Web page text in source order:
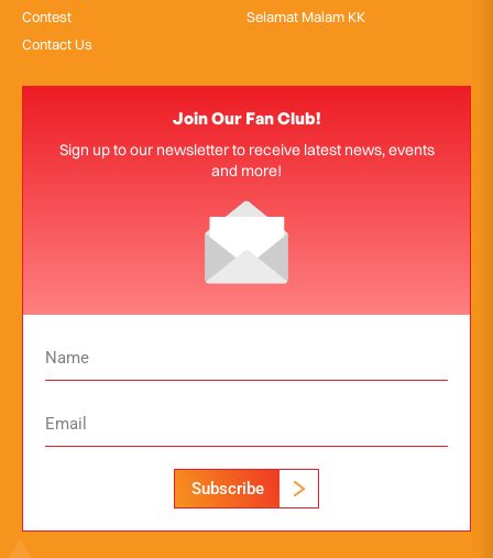
Contest
Contact Us
Selamat Malam KK
Join Our Fan Club!
Sign up to our newsletter to receive latest news, events
and more!
Subscribe